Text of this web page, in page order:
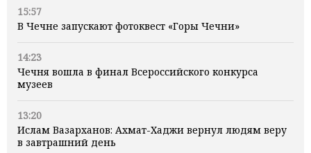
15:57
В Чечне запускают фотоквест «Горы Чечни»
14:23
Чечня вошла в финал Всероссийского конкурса
музеев
13:20
Ислам Вазарханов: Ахмат-Хаджи вернул людям веру
в завтрашний день